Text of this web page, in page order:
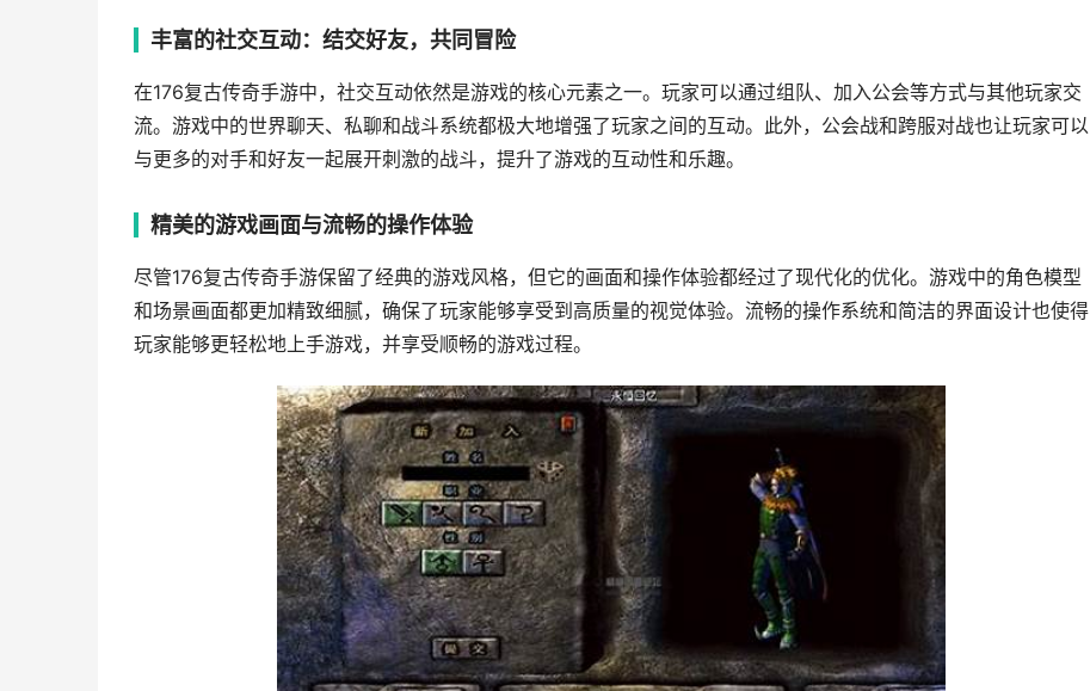
丰富的社交互动：结交好友，共同冒险
在176复古传奇手游中，社交互动依然是游戏的核心元素之一。玩家可以通过组队、加入公会等方式与其他玩家交
流。游戏中的世界聊天、私聊和战斗系统都极大地增强了玩家之间的互动。此外，公会战和跨服对战也让玩家可以
与更多的对手和好友一起展开刺激的战斗，提升了游戏的互动性和乐趣。
精美的游戏画面与流畅的操作体验
尽管176复古传奇手游保留了经典的游戏风格，但它的画面和操作体验都经过了现代化的优化。游戏中的角色模型
和场景画面都更加精致细腻，确保了玩家能够享受到高质量的视觉体验。流畅的操作系统和简洁的界面设计也使得
玩家能够更轻松地上手游戏，并享受顺畅的游戏过程。